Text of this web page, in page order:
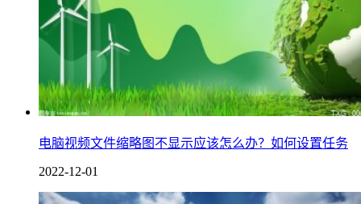
电脑视频文件缩略图不显示应该怎么办？如何设置任务
2022-12-01